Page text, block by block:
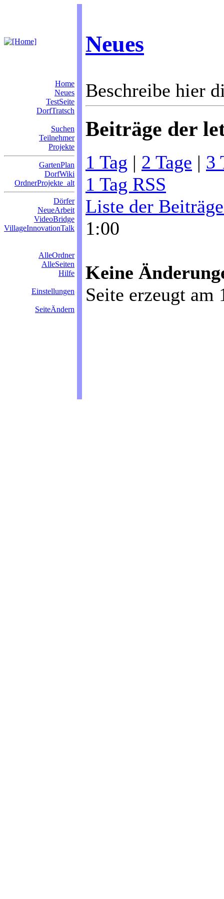
Neues
Home
Neues
TestSeite
DorfTratsch
Suchen
Teilnehmer
Projekte
GartenPlan
DorfWiki
OrdnerProjekte_alt
Dörfer
NeueArbeit
VideoBridge
VillageInnovationTalk
AlleOrdner
AlleSeiten
Hilfe
Einstellungen
SeiteÄndern
Beschreibe hier
Beiträge der
1 Tag | 2 Tage | 3
1 Tag RSS
Liste der
1:00
Keine
Seite erzeugt am